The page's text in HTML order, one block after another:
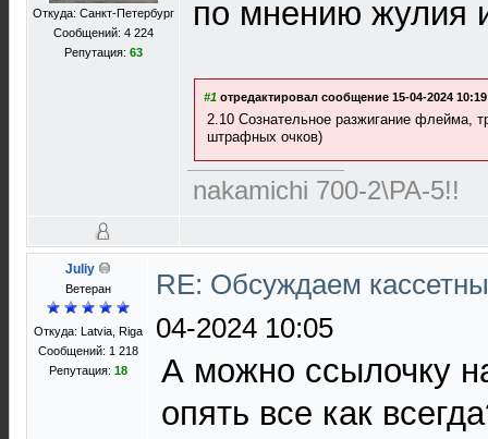
Откуда: Санкт-Петербург
Сообщений: 4 224
Репутация: 63
по мнению жулия
#1 отредактировал сообщение 15-04-2024
2.10 Сознательное разжигание флейма,
штрафных очков)
nakamichi 700-2\PA-5!!
Juliy
Ветеран
Откуда: Latvia, Riga
Сообщений: 1 218
Репутация: 18
RE: Обсуждаем
04-2024 10:05
А можно ссылочку
опять все как